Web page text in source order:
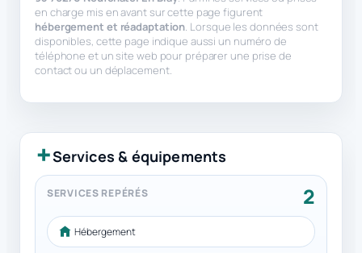
en charge mis en avant sur cette page figurent
hébergement et réadaptation. Lorsque les données sont
disponibles, cette page indique aussi un numéro de
téléphone et un site web pour préparer une prise de
contact ou un déplacement.
Services & équipements
SERVICES REPÉRÉS 2
Hébergement